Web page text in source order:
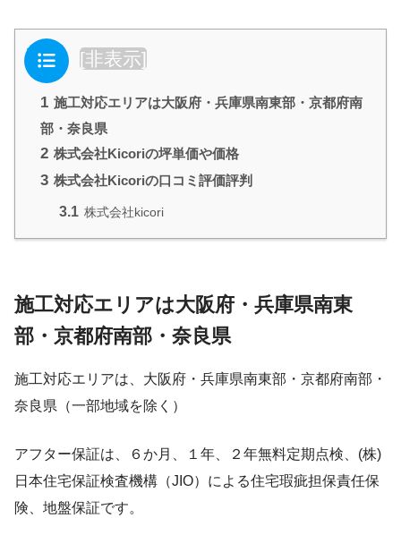
目次 [非表示]
1 施工対応エリアは大阪府・兵庫県南東部・京都府南
部・奈良県
2 株式会社Kicoriの坪単価や価格
3 株式会社Kicoriの口コミ評価評判
3.1 株式会社kicori
施工対応エリアは大阪府・兵庫県南東
部・京都府南部・奈良県
施工対応エリアは、大阪府・兵庫県南東部・京都府南部・
奈良県（一部地域を除く）
アフター保証は、６か月、１年、２年無料定期点検、(株)
日本住宅保証検査機構（JIO）による住宅瑕疵担保責任保
険、地盤保証です。